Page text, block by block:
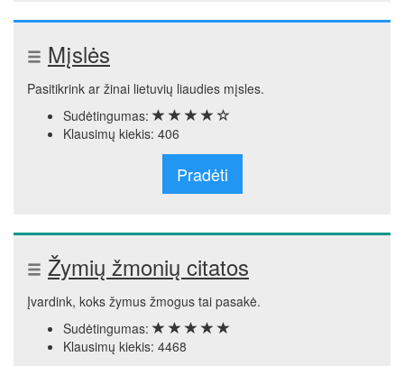
Mįslės
Pasitikrink ar žinai lietuvių liaudies mįsles.
Sudėtingumas:
Klausimų kiekis: 406
Pradėti
Žymių žmonių citatos
Įvardink, koks žymus žmogus tai pasakė.
Sudėtingumas:
Klausimų kiekis: 4468